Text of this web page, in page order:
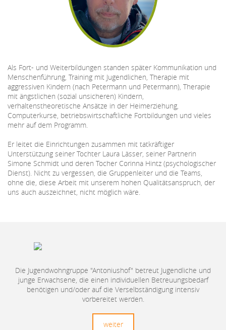
Als Fort- und Weiterbildungen standen später Kommunikation und
Menschenführung, Training mit Jugendlichen, Therapie mit
aggressiven Kindern (nach Petermann und Petermann), Therapie
mit ängstlichen (sozial unsicheren) Kindern,
verhaltenstheoretische Ansätze in der Heimerziehung,
Computerkurse, betriebswirtschaftliche Fortbildungen und vieles
mehr auf dem Programm.
Er leitet die Einrichtungen zusammen mit tatkräftiger
Unterstützung seiner Tochter Laura Lässer, seiner Partnerin
Simone Schmidt und deren Tocher Corinna Hintz (psychologischer
Dienst). Nicht zu vergessen, die Gruppenleiter und die Teams,
ohne die, diese Arbeit mit unserem hohen Qualitätsanspruch, der
uns auch auszeichnet, nicht möglich wäre.
Die Jugendwohngruppe "Antoniushof" betreut Jugendliche und
junge Erwachsene, die einen individuellen Betreuungsbedarf
benötigen und/oder auf die Verselbständigung intensiv
vorbereitet werden.
weiter